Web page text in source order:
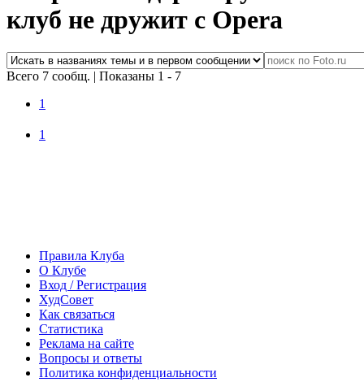
клуб не дружит с Opera
Всего 7 сообщ. | Показаны 1 - 7
1
1
Правила Клуба
О Клубе
Вход / Регистрация
ХудСовет
Как связаться
Статистика
Реклама на сайте
Вопросы и ответы
Политика конфиденциальности